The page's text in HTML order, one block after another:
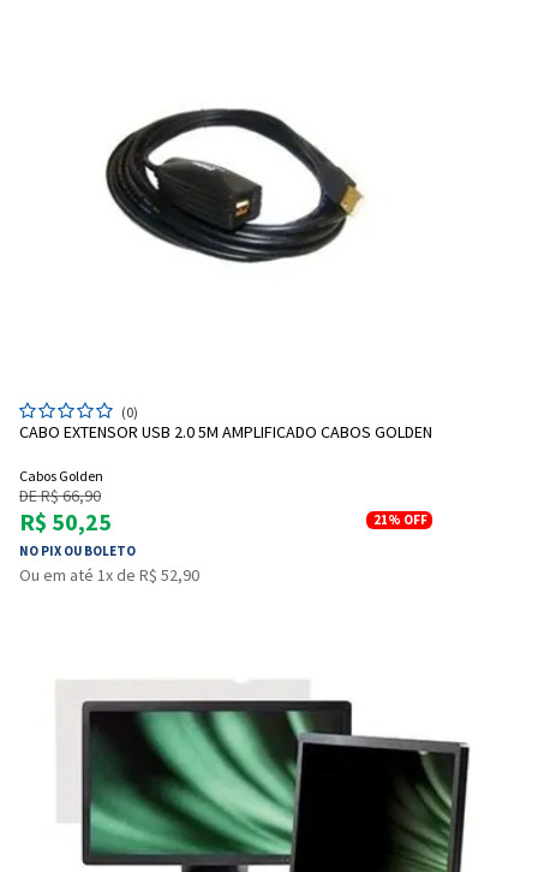
(0)
CABO EXTENSOR USB 2.0 5M AMPLIFICADO CABOS GOLDEN
Cabos Golden
DE R$ 66,90
R$ 50,25
NO PIX OU BOLETO
21% OFF
Ou em até 1x de R$ 52,90